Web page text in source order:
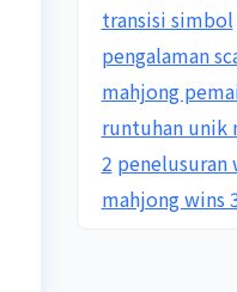
transisi simbol
pengalaman
mahjong
runtuhan unik
2 penelusuran
mahjong wins